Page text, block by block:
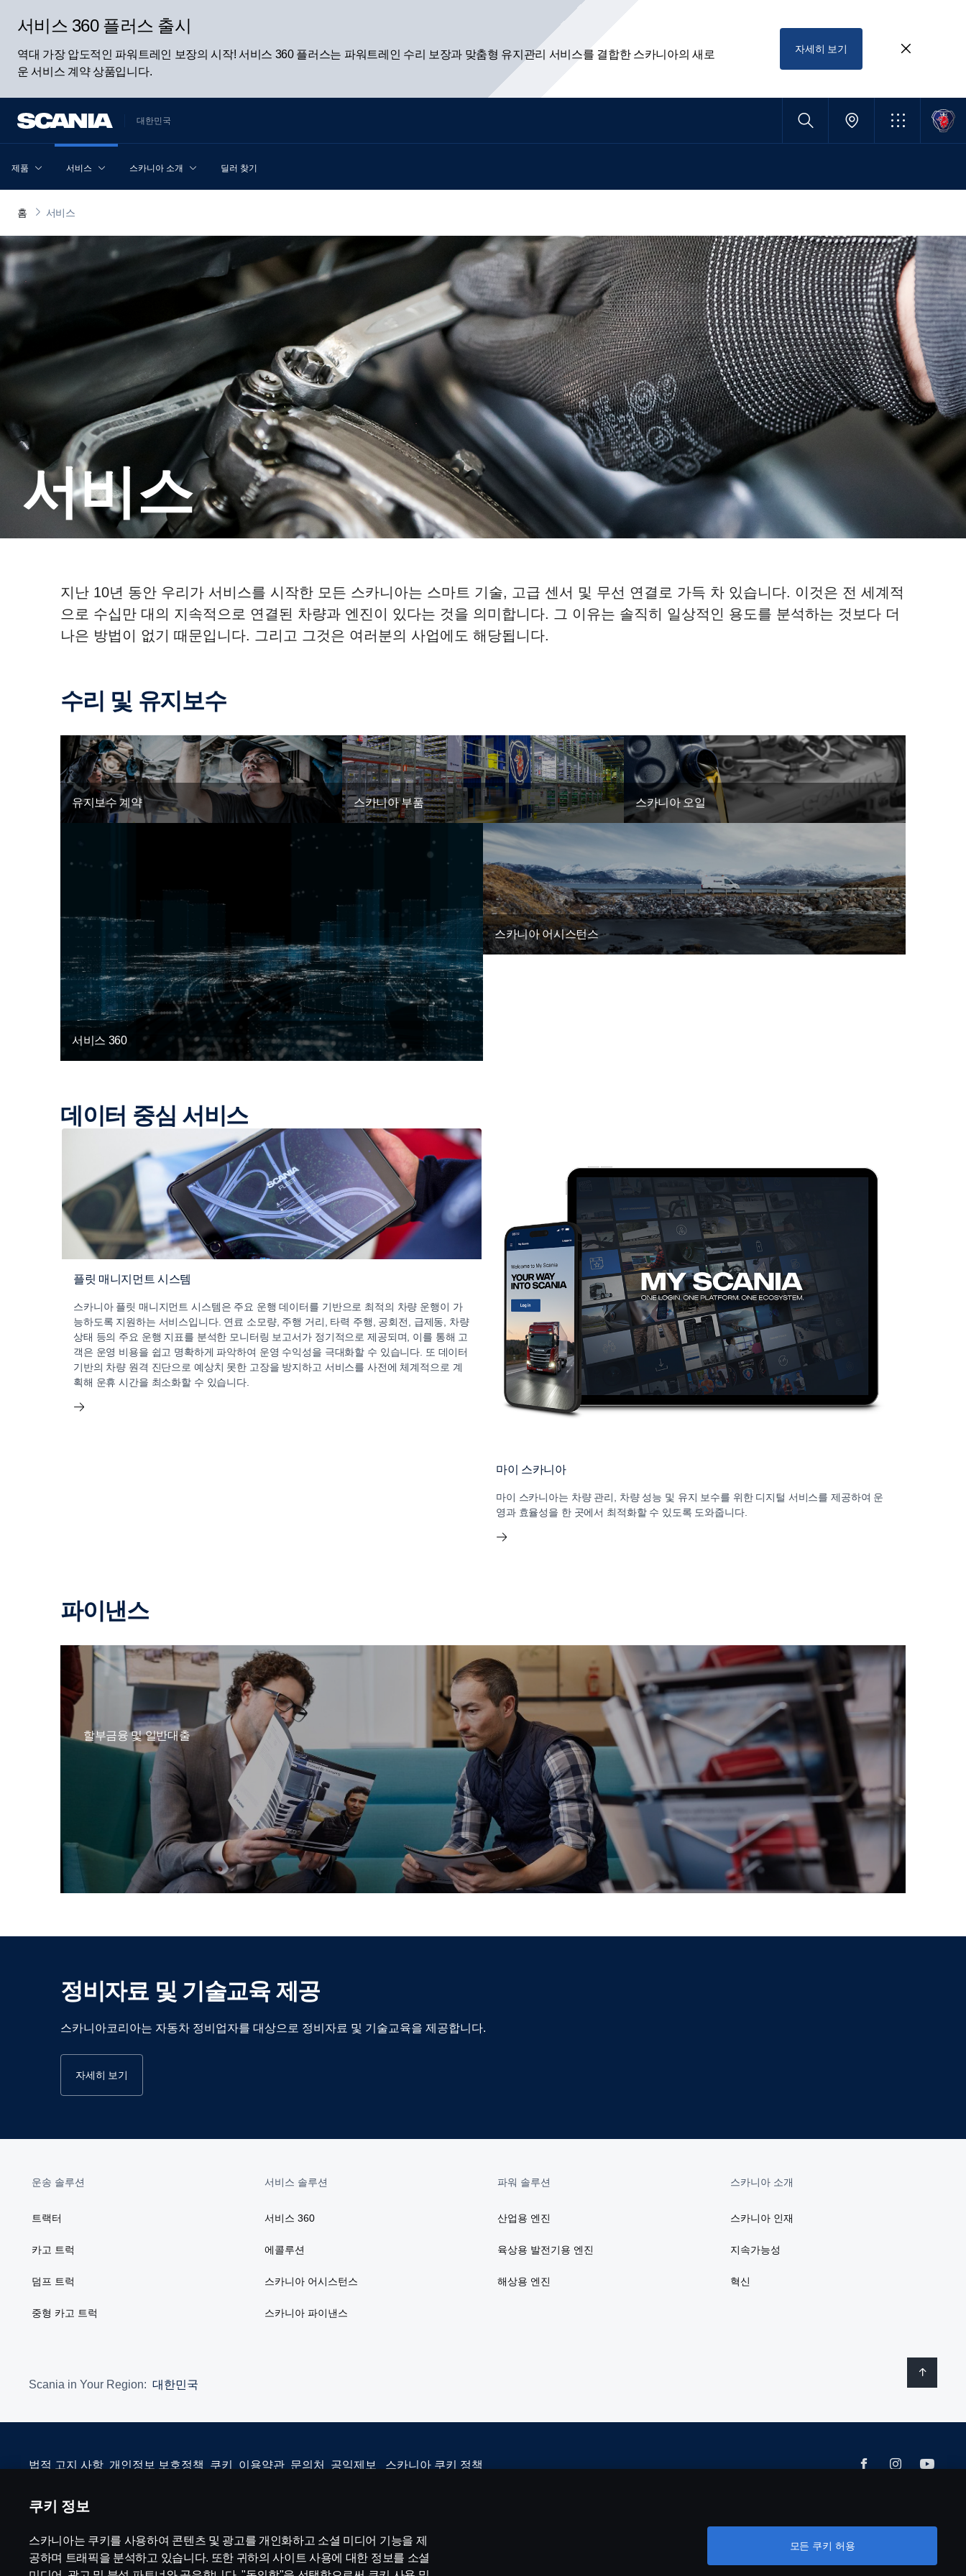
서비스 360 플러스 출시
역대 가장 압도적인 파워트레인 보장의 시작! 서비스 360 플러스는 파워트레인 수리 보장과 맞춤형 유지관리 서비스를 결합한 스카니아의 새로
운 서비스 계약 상품입니다.
자세히 보기
대한민국
제품 서비스 스카니아 소개 딜러 찾기
홈 서비스
서비스
지난 10년 동안 우리가 서비스를 시작한 모든 스카니아는 스마트 기술, 고급 센서 및 무선 연결로 가득 차 있습니다. 이것은 전 세계적
으로 수십만 대의 지속적으로 연결된 차량과 엔진이 있다는 것을 의미합니다. 그 이유는 솔직히 일상적인 용도를 분석하는 것보다 더
나은 방법이 없기 때문입니다. 그리고 그것은 여러분의 사업에도 해당됩니다.
수리 및 유지보수
유지보수 계약 스카니아 부품 스카니아 오일
서비스 360
스카니아 어시스턴스
데이터 중심 서비스
플릿 매니지먼트 시스템
스카니아 플릿 매니지먼트 시스템은 주요 운행 데이터를 기반으로 최적의 차량 운행이 가
능하도록 지원하는 서비스입니다. 연료 소모량, 주행 거리, 타력 주행, 공회전, 급제동, 차량
상태 등의 주요 운행 지표를 분석한 모니터링 보고서가 정기적으로 제공되며, 이를 통해 고
객은 운영 비용을 쉽고 명확하게 파악하여 운영 수익성을 극대화할 수 있습니다. 또 데이터
기반의 차량 원격 진단으로 예상치 못한 고장을 방지하고 서비스를 사전에 체계적으로 계
획해 운휴 시간을 최소화할 수 있습니다.
마이 스카니아
마이 스카니아는 차량 관리, 차량 성능 및 유지 보수를 위한 디지털 서비스를 제공하여 운
영과 효율성을 한 곳에서 최적화할 수 있도록 도와줍니다.
파이낸스
할부금융 및 일반대출
정비자료 및 기술교육 제공
스카니아코리아는 자동차 정비업자를 대상으로 정비자료 및 기술교육을 제공합니다.
자세히 보기
운송 솔루션
트랙터
카고 트럭
덤프 트럭
중형 카고 트럭
서비스 솔루션
서비스 360
에콜루션
스카니아 어시스턴스
스카니아 파이낸스
파워 솔루션
산업용 엔진
육상용 발전기용 엔진
해상용 엔진
스카니아 소개
스카니아 인재
지속가능성
혁신
Scania in Your Region: 대한민국
법적 고지 사항 개인정보 보호정책 쿠키 이용약관 문의처 공익제보 스카니아 쿠키 정책
© Copyright Scania 2026 All rights reserved. Scania CV AB (publ), SE-151 87 Södertälje, Sweden, Tel: +46-8-55 38 10 00
쿠키 정보
스카니아는 쿠키를 사용하여 콘텐츠 및 광고를 개인화하고 소셜 미디어 기능을 제
공하며 트래픽을 분석하고 있습니다. 또한 귀하의 사이트 사용에 대한 정보를 소셜
모든 쿠키 허용